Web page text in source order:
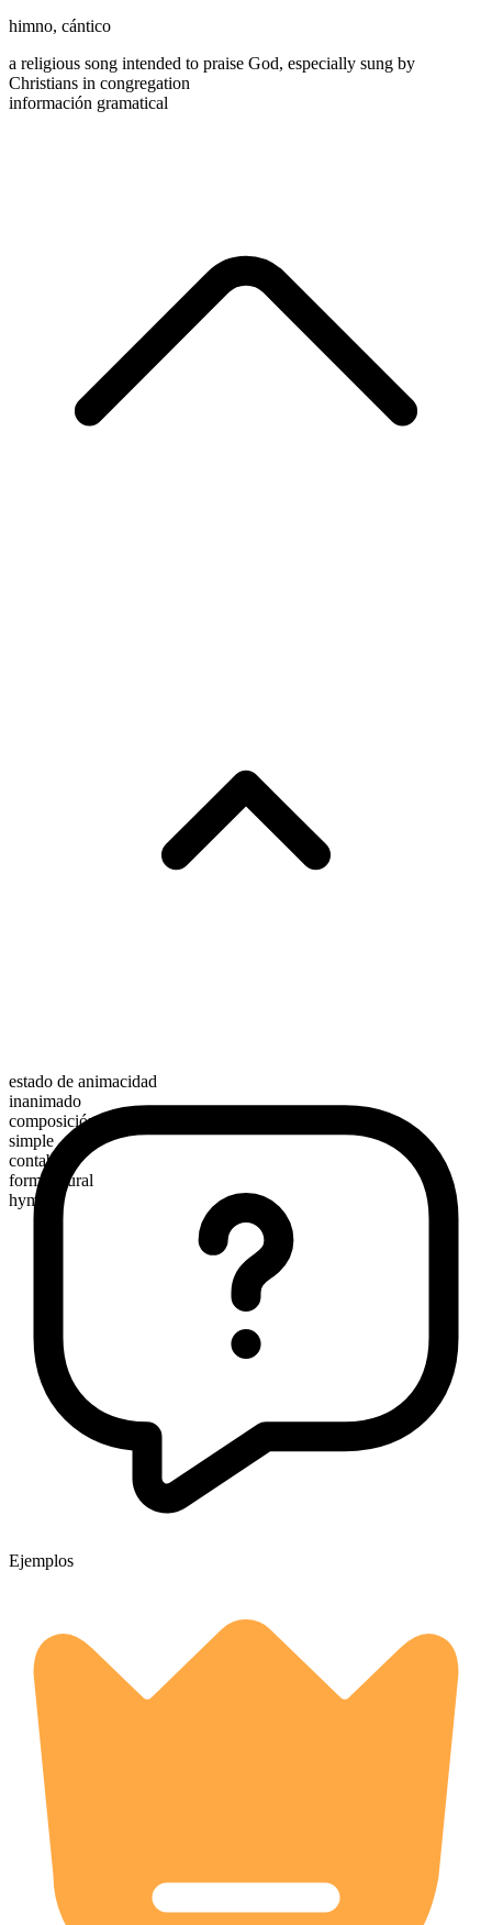
himno, cántico
a religious song intended to praise God, especially sung by
Christians in congregation
información gramatical
estado de animacidad
inanimado
composición morfológica
simple
contable
forma plural
hymns
Ejemplos